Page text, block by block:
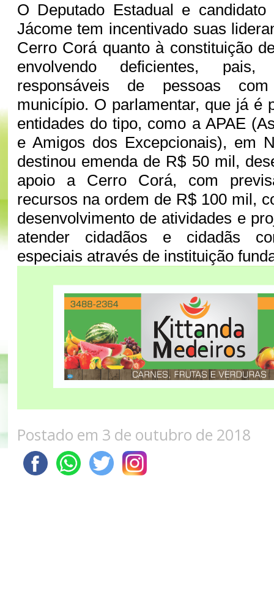
O Deputado Estadual e
Jácome tem incentivado suas
Cerro Corá quanto à constituição
envolvendo deficientes,
responsáveis de pessoas
município. O parlamentar, que já é
entidades do tipo, como a APAE
e Amigos dos Excepcionais), em
destinou emenda de R$ 50 mil,
apoio a Cerro Corá, com
recursos na ordem de R$ 100 mil,
desenvolvimento de atividades e
atender cidadãos e cidadãs
especiais através de instituição
Postado em 3 de outubro de 2018